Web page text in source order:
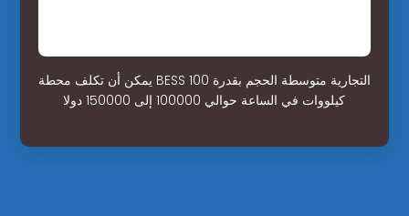
يمكن أن تكلف محطة BESS التجارية متوسطة الحجم بقدرة 100
كيلووات في الساعة حوالي 100000 إلى 150000 دولا